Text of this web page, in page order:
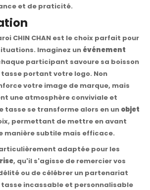
et de praticité.
CHIN CHAN est le choix parfait pour
Imaginez un événement
participant savoure sa boisson
portant votre logo. Non
votre image de marque, mais
une atmosphère conviviale et
tasse se transforme alors en un objet
permettant de mettre en avant
manière subtile mais efficace.
adaptée pour les
, qu'il s'agisse de remercier vos
ou de célébrer un partenariat
incassable et personnalisable